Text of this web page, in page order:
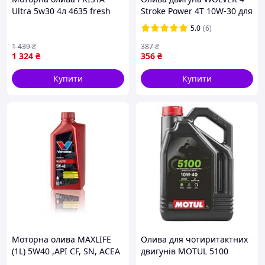
Ultra 5w30 4л 4635 fresh
1 324 ₴
1 439₴
Купити
Stroke Power 4T 10W-30 для
мототехніки 1л
5.0 (6)
356 ₴
387₴
Купити
Моторна олива MAXLIFE
(1L) 5W40 ,API CF, SN, ACEA
Олива для чотиритактних
двигунів MOTUL 5100